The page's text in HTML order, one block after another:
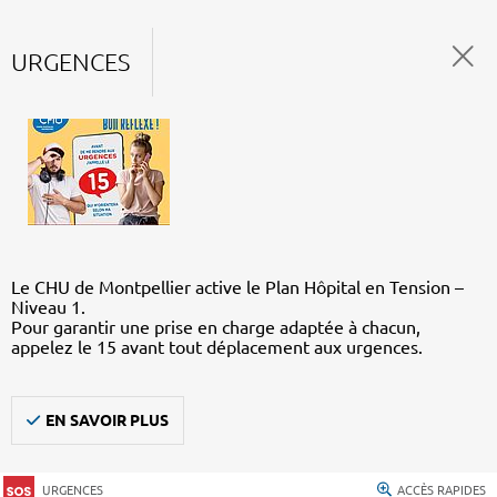
URGENCES
Le CHU de Montpellier active le Plan Hôpital en Tension –
Niveau 1.
Pour garantir une prise en charge adaptée à chacun,
appelez le 15 avant tout déplacement aux urgences.
EN SAVOIR PLUS
URGENCES ACCÈS RAPIDES